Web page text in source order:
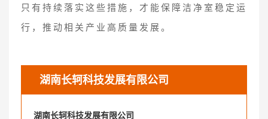
只有持续落实这些措施，才能保障洁净室稳定运
行，推动相关产业高质量发展。
湖南长轲科技发展有限公司
湖南长轲科技发展有限公司